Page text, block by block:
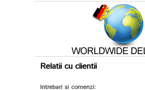
Relatii cu clientii
Intrebari si comenzi: